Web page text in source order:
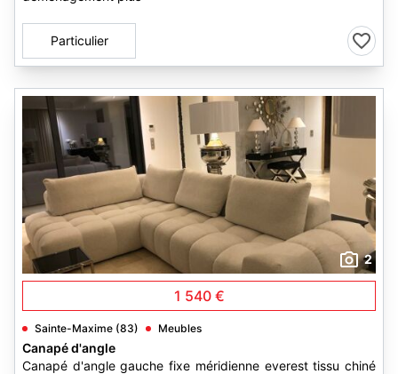
Particulier
2
1 540 €
Sainte-Maxime (83) Meubles
Canapé d'angle
Canapé d'angle gauche fixe méridienne everest tissu chiné